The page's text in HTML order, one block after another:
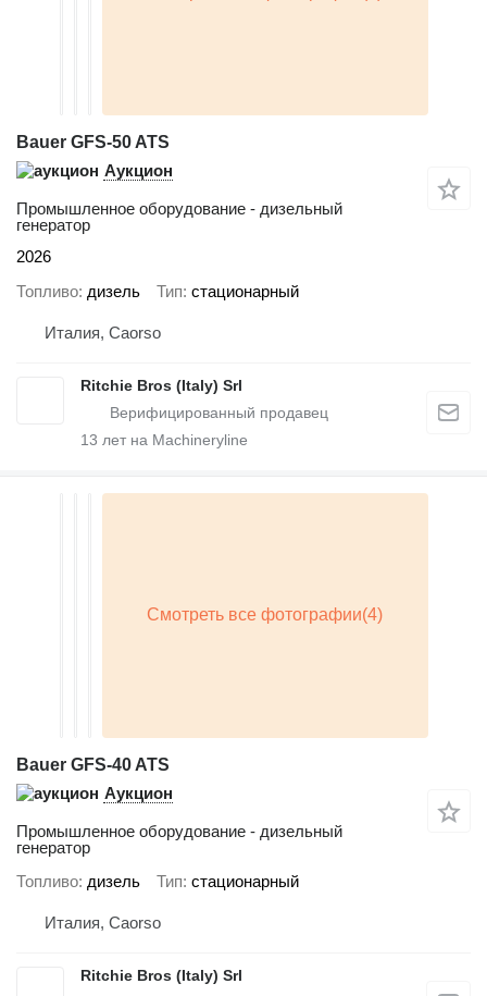
Bauer GFS-50 ATS
Аукцион
Промышленное оборудование - дизельный
генератор
2026
Топливо дизель Тип стационарный
Италия, Caorso
Ritchie Bros (Italy) Srl
13 лет на Machineryline
Bauer GFS-40 ATS
Аукцион
Промышленное оборудование - дизельный
генератор
Топливо дизель Тип стационарный
Италия, Caorso
Ritchie Bros (Italy) Srl